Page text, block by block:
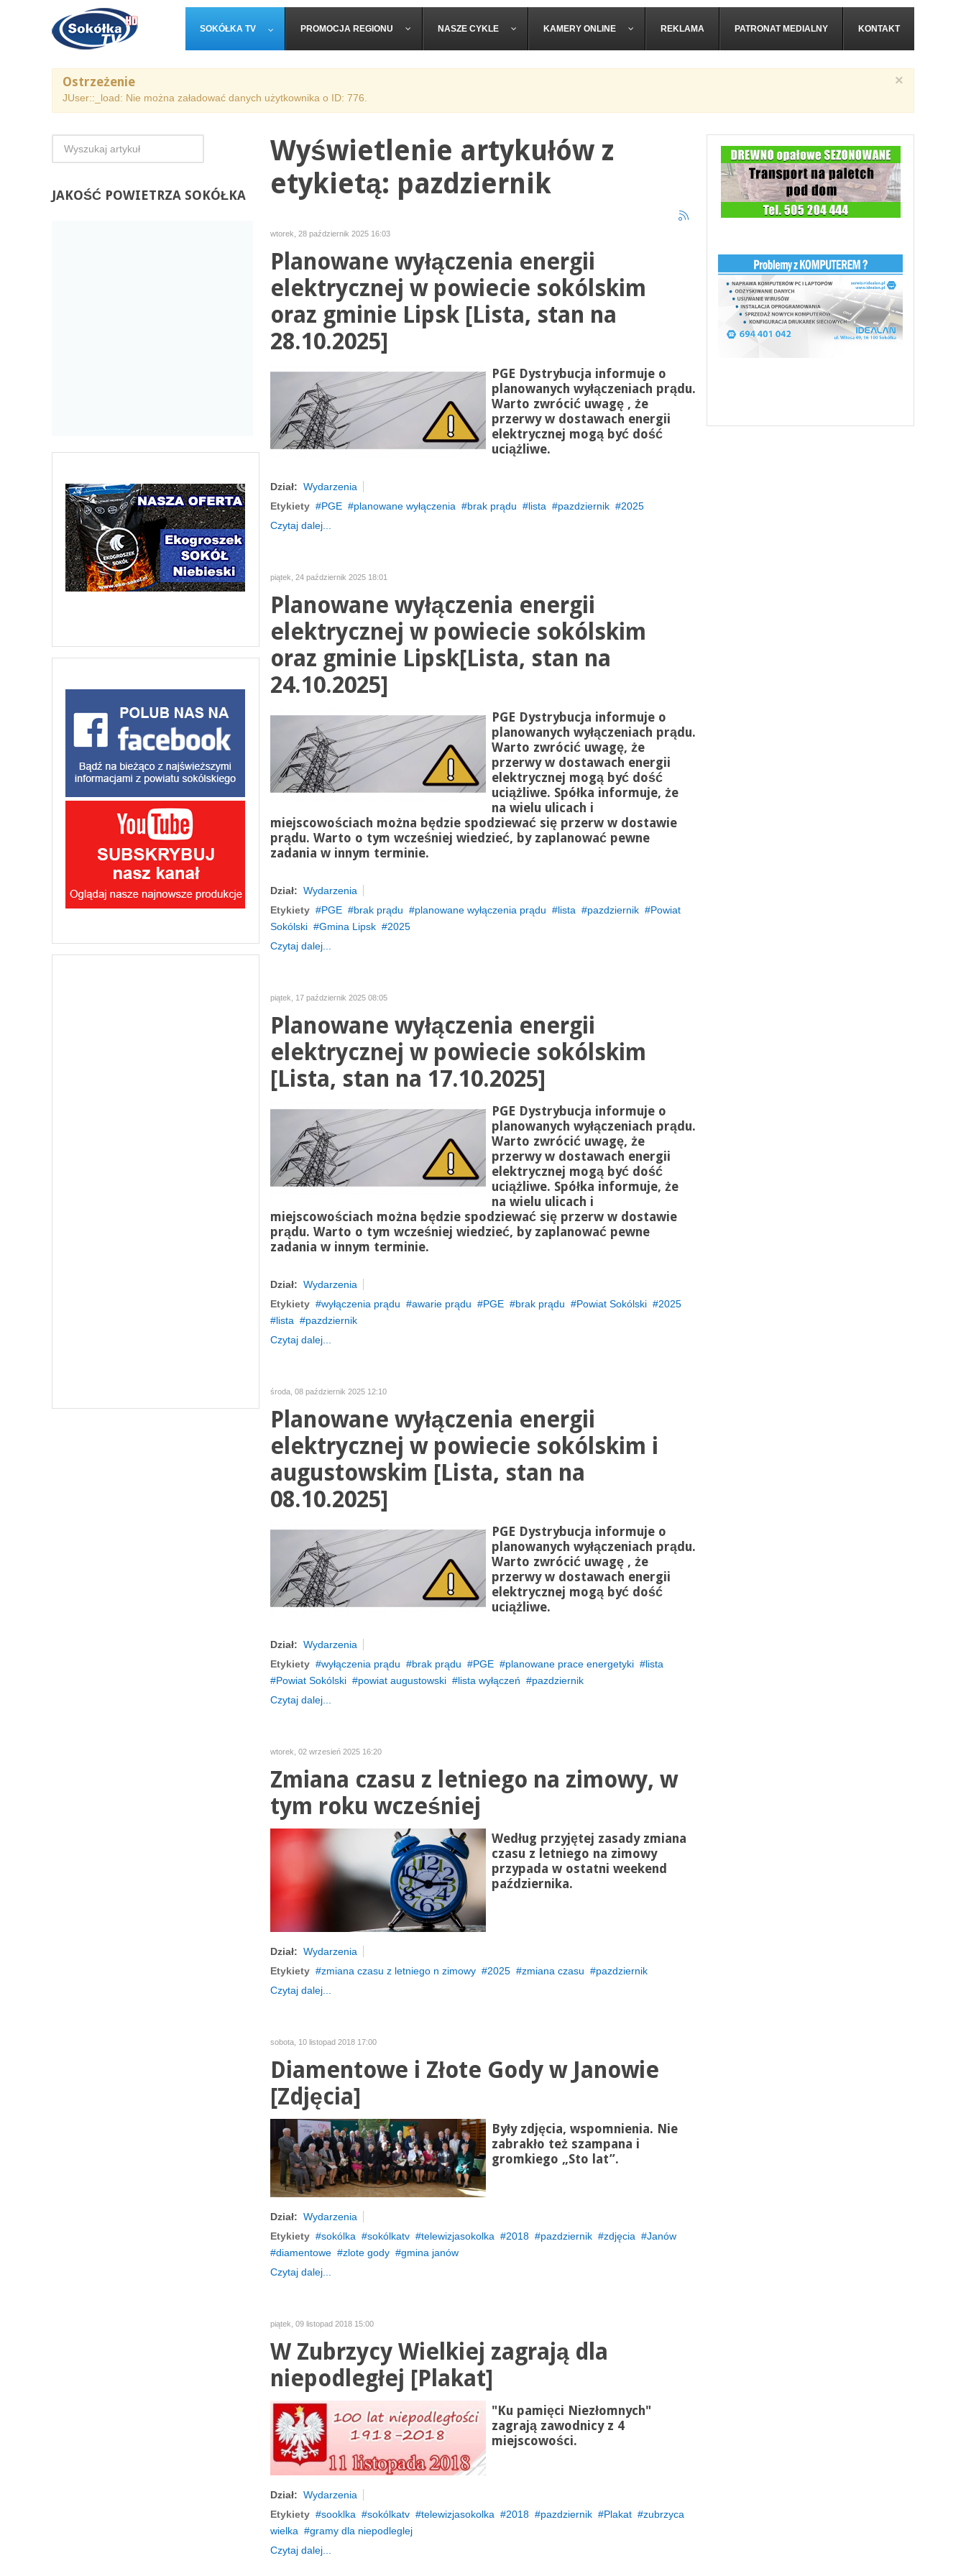
SOKÓŁKA TV PROMOCJA REGIONU NASZE CYKLE KAMERY ONLINE REKLAMA PATRONAT MEDIALNY KONTAKT
×
Ostrzeżenie
JUser::_load: Nie można załadować danych użytkownika o ID: 776.
Wyświetlenie artykułów z
etykietą: pazdziernik
wtorek, 28 październik 2025 16:03
Planowane wyłączenia energii
elektrycznej w powiecie sokólskim
oraz gminie Lipsk [Lista, stan na
28.10.2025]
PGE Dystrybucja informuje o
planowanych wyłączeniach prądu.
Warto zwrócić uwagę , że
przerwy w dostawach energii
elektrycznej mogą być dość
uciążliwe.
Dział: Wydarzenia
Etykiety
PGE planowane wyłączenia brak prądu lista pazdziernik
2025
Czytaj dalej...
piątek, 24 październik 2025 18:01
Planowane wyłączenia energii
elektrycznej w powiecie sokólskim
oraz gminie Lipsk[Lista, stan na
24.10.2025]
PGE Dystrybucja informuje o
planowanych wyłączeniach prądu.
Warto zwrócić uwagę, że
przerwy w dostawach energii
elektrycznej mogą być dość
uciążliwe. Spółka informuje, że
na wielu ulicach i
miejscowościach można będzie spodziewać się przerw w dostawie
prądu. Warto o tym wcześniej wiedzieć, by zaplanować pewne
zadania w innym terminie.
Dział: Wydarzenia
Etykiety
PGE brak prądu planowane wyłączenia prądu lista pazdziernik
Powiat
Sokólski
Gmina Lipsk
2025
Czytaj dalej...
piątek, 17 październik 2025 08:05
Planowane wyłączenia energii
elektrycznej w powiecie sokólskim
[Lista, stan na 17.10.2025]
PGE Dystrybucja informuje o
planowanych wyłączeniach prądu.
Warto zwrócić uwagę, że
przerwy w dostawach energii
elektrycznej mogą być dość
uciążliwe. Spółka informuje, że
na wielu ulicach i
miejscowościach można będzie spodziewać się przerw w dostawie
prądu. Warto o tym wcześniej wiedzieć, by zaplanować pewne
zadania w innym terminie.
Dział: Wydarzenia
Etykiety
wyłączenia prądu awarie prądu PGE brak prądu Powiat Sokólski
2025
lista
pazdziernik
Czytaj dalej...
środa, 08 październik 2025 12:10
Planowane wyłączenia energii
elektrycznej w powiecie sokólskim i
augustowskim [Lista, stan na
08.10.2025]
PGE Dystrybucja informuje o
planowanych wyłączeniach prądu.
Warto zwrócić uwagę , że
przerwy w dostawach energii
elektrycznej mogą być dość
uciążliwe.
Dział: Wydarzenia
Etykiety
wyłączenia prądu brak prądu PGE planowane prace energetyki
lista
Powiat Sokólski
powiat augustowski lista wyłączeń
pazdziernik
Czytaj dalej...
wtorek, 02 wrzesień 2025 16:20
Zmiana czasu z letniego na zimowy, w
tym roku wcześniej
Według przyjętej zasady zmiana
czasu z letniego na zimowy
przypada w ostatni weekend
października.
Dział: Wydarzenia
Etykiety
zmiana czasu z letniego n zimowy 2025 zmiana czasu
pazdziernik
Czytaj dalej...
sobota, 10 listopad 2018 17:00
Diamentowe i Złote Gody w Janowie
[Zdjęcia]
Były zdjęcia, wspomnienia. Nie
zabrakło też szampana i
gromkiego „Sto lat”.
Dział: Wydarzenia
Etykiety
sokólka sokólkatv telewizjasokolka 2018 pazdziernik zdjęcia
Janów
diamentowe
zlote gody
gmina janów
Czytaj dalej...
piątek, 09 listopad 2018 15:00
W Zubrzycy Wielkiej zagrają dla
niepodległej [Plakat]
"Ku pamięci Niezłomnych"
zagrają zawodnicy z 4
miejscowości.
Dział: Wydarzenia
Etykiety
sooklka sokólkatv telewizjasokolka 2018 pazdziernik Plakat
zubrzyca
wielka
gramy dla niepodleglej
Czytaj dalej...
JAKOŚĆ POWIETRZA SOKÓŁKA